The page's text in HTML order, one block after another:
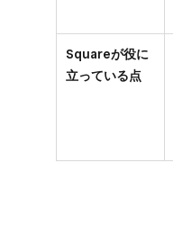
Squareが役に
立っている点